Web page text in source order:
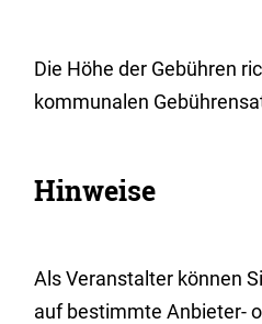
Die Höhe der Gebühren
kommunalen
Hinweise
Als Veranstalter können
auf bestimmte Anbieter-